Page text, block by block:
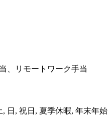
、リモートワーク手当
日, 祝日, 夏季休暇, 年末年始